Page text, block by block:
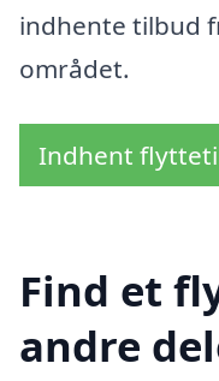
indhente tilbud
området.
Indhent
Find et
andre